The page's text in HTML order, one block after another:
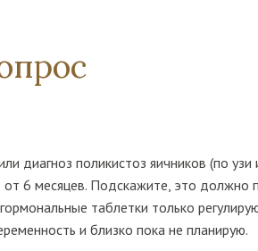
диагноз поликистоз яичников (по
от 6 месяцев. Подскажите, это
таблетки только
и близко пока не планирую.